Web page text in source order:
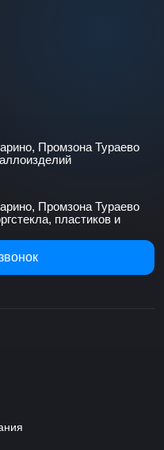
Промзона Тураево
Промзона Тураево
пластиков и